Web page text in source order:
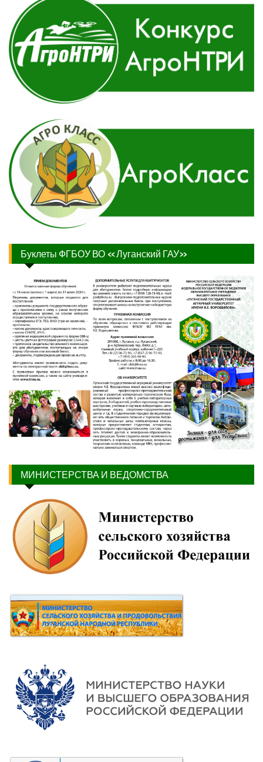
Буклеты ФГБОУ ВО «Луганский ГАУ»
МИНИСТЕРСТВА И ВЕДОМСТВА